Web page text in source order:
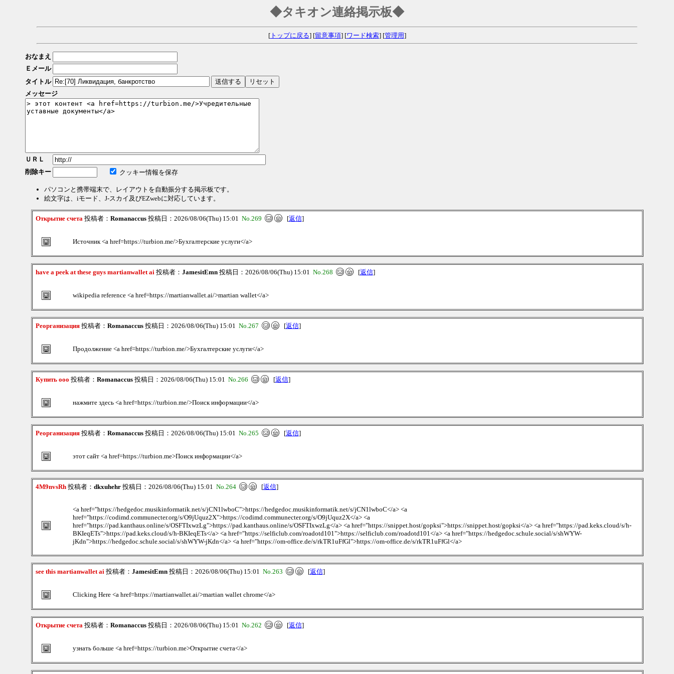
◆タキオン連絡掲示板◆
[トップに戻る] [留意事項] [ワード検索] [管理用]
おなまえ
Ｅメール
タイトル
メッセージ
ＵＲＬ
削除キー
クッキー情報を保存
パソコンと携帯端末で、レイアウトを自動振分する掲示板です。
絵文字は、iモード、J-スカイ及びEZwebに対応しています。
Открытие счета投稿者： Romanaccus投稿日：2026/08/06(Thu) 15:01 No.269 [返信]
Источник <a href=https://turbion.me/>Бухгалтерские услуги</a>
have a peek at these guys martianwallet ai投稿者： JamesitEmn投稿日：2026/08/06(Thu) 15:01 No.268 [返信]
wikipedia reference <a href=https://martianwallet.ai/>martian wallet</a>
Реорганизация投稿者： Romanaccus投稿日：2026/08/06(Thu) 15:01 No.267 [返信]
Продолжение <a href=https://turbion.me/>Бухгалтерские услуги</a>
Купить ооо 投稿者： Romanaccus投稿日：2026/08/06(Thu) 15:01 No.266 [返信]
нажмите здесь <a href=https://turbion.me/>Поиск информации</a>
Реорганизация投稿者： Romanaccus投稿日：2026/08/06(Thu) 15:01 No.265 [返信]
этот сайт <a href=https://turbion.me>Поиск информации</a>
4M9nvsRh投稿者： dkxuhehr投稿日：2026/08/06(Thu) 15:01 No.264 [返信]
<a href="https://hedgedoc.musikinformatik.net/s/jCN1lwboC">https://hedgedoc.musikinformatik.net/s/jCN1lwboC</a> <a
href="https://codimd.communecter.org/s/O9jUquz2X">https://codimd.communecter.org/s/O9jUquz2X</a> <a
href="https://pad.kanthaus.online/s/OSFTIxwzLg">https://pad.kanthaus.online/s/OSFTIxwzLg</a> <a href="https://snippet.host/gopksi">https://snippet.host/gopksi</a> <a href="https://pad.keks.cloud/s/h-
BKIeqETs">https://pad.keks.cloud/s/h-BKIeqETs</a> <a href="https://selficlub.com/roadotd101">https://selficlub.com/roadotd101</a> <a href="https://hedgedoc.schule.social/s/shWYW-
jKdn">https://hedgedoc.schule.social/s/shWYW-jKdn</a> <a href="https://om-office.de/s/rkTR1uFfGl">https://om-office.de/s/rkTR1uFfGl</a>
see this martianwallet ai投稿者： JamesitEmn投稿日：2026/08/06(Thu) 15:01 No.263 [返信]
Clicking Here <a href=https://martianwallet.ai/>martian wallet chrome</a>
Открытие счета投稿者： Romanaccus投稿日：2026/08/06(Thu) 15:01 No.262 [返信]
узнать больше <a href=https://turbion.me>Открытие счета</a>